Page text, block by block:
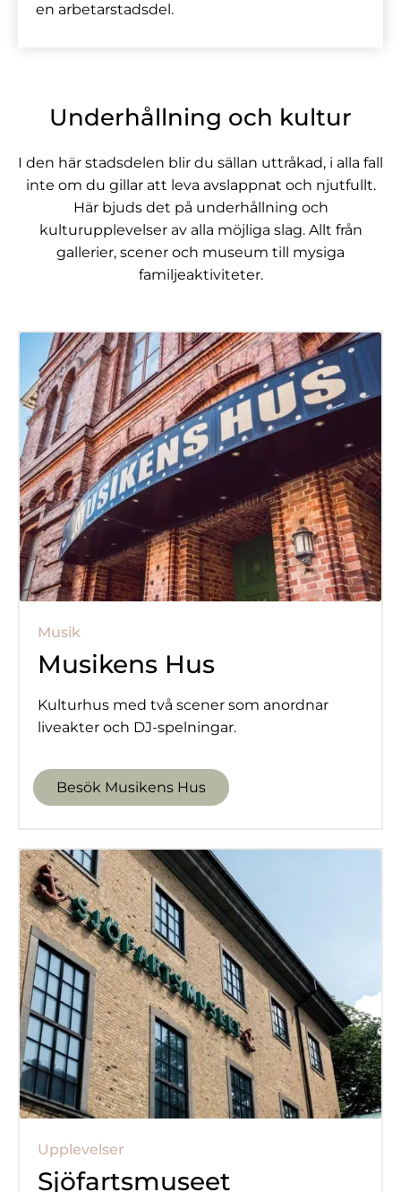
en arbetarstadsdel.
Underhållning och kultur
I den här stadsdelen blir du sällan uttråkad, i alla fall
inte om du gillar att leva avslappnat och njutfullt.
Här bjuds det på underhållning och
kulturupplevelser av alla möjliga slag. Allt från
gallerier, scener och museum till mysiga
familjeaktiviteter.
Musik
Musikens Hus
Kulturhus med två scener som anordnar
liveakter och DJ-spelningar.
Besök Musikens Hus
Upplevelser
Sjöfartsmuseet